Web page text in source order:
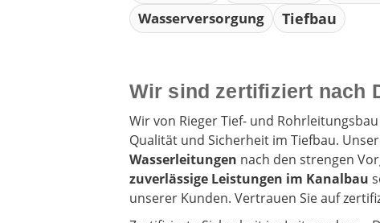
Wasserversorgung Tiefbau
Wir sind zertifiziert nach
Wir von Rieger Tief- und
Qualität und Sicherheit im Tiefbau.
Wasserleitungen nach den strengen
zuverlässige Leistungen im Kanalbau
unserer Kunden. Vertrauen Sie auf